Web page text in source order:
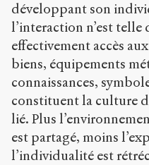
développant son
l’interaction n’est telle
effectivement accès
biens, équipements
connaissances,
constituent la culture
lié. Plus
est partagé, moins
l’individualité est